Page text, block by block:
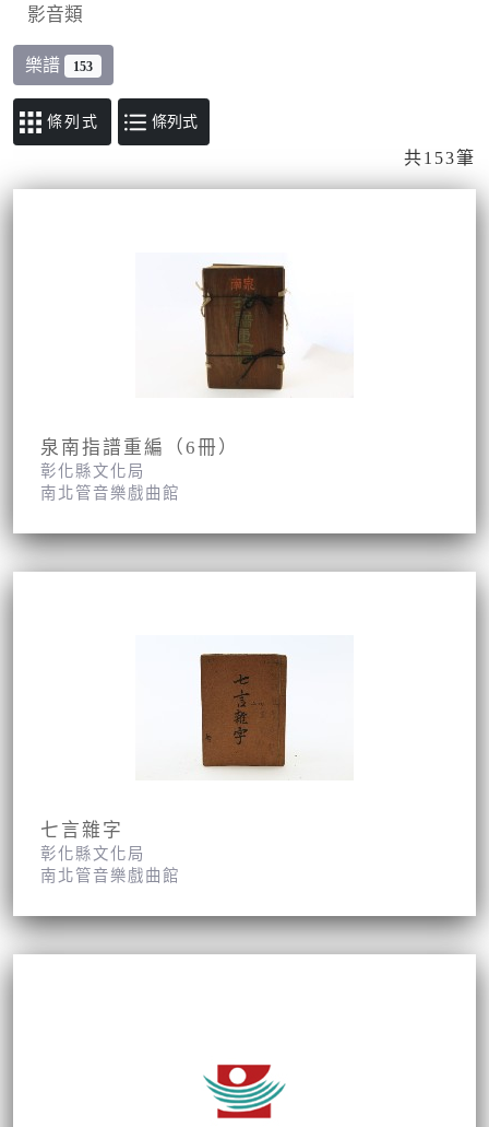
影音類
樂譜 153
條列式
共153筆
泉南指譜重編（6冊）
彰化縣文化局
南北管音樂戲曲館
七言雜字
彰化縣文化局
南北管音樂戲曲館